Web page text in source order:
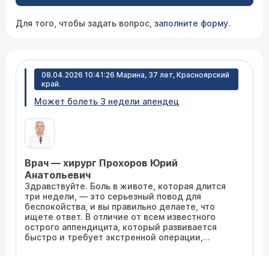
Для того, чтобы задать вопрос, заполните форму.
08.04.2026 10:41:26 Марина, 37 лет, Красноярский
край.
Может болеть 3 недели апендец
Врач — хирург Прохоров Юрий
Анатольевич
Здравствуйте. Боль в животе, которая длится
три недели, — это серьезный повод для
беспокойства, и вы правильно делаете, что
ищете ответ. В отличие от всем известного
острого аппендицита, который развивается
быстро и требует экстренной операции,